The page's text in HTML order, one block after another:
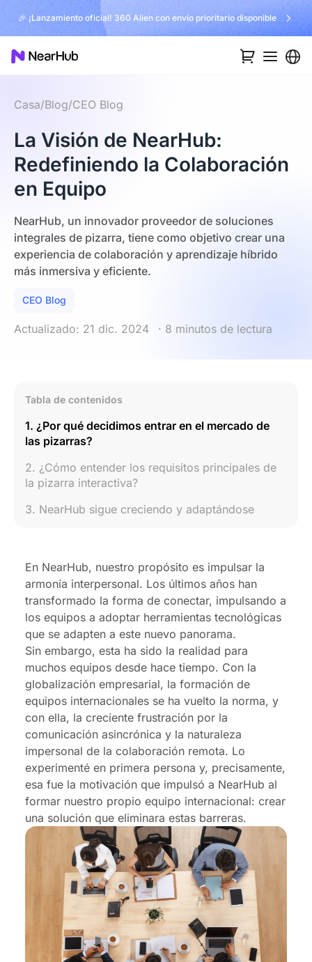
🎉 ¡Lanzamiento oficial! 360 Alien con envío prioritario disponible
Casa/Blog/CEO Blog
La Visión de NearHub:
Redefiniendo la Colaboración
en Equipo
NearHub, un innovador proveedor de soluciones
integrales de pizarra, tiene como objetivo crear una
experiencia de colaboración y aprendizaje híbrido
más inmersiva y eficiente.
CEO Blog
Actualizado: 21 dic. 2024 · 8 minutos de lectura
Tabla de contenidos
1. ¿Por qué decidimos entrar en el mercado de
las pizarras?
2. ¿Cómo entender los requisitos principales de
la pizarra interactiva?
3. NearHub sigue creciendo y adaptándose
En NearHub, nuestro propósito es impulsar la
armonía interpersonal. Los últimos años han
transformado la forma de conectar, impulsando a
los equipos a adoptar herramientas tecnológicas
que se adapten a este nuevo panorama.
Sin embargo, esta ha sido la realidad para
muchos equipos desde hace tiempo. Con la
globalización empresarial, la formación de
equipos internacionales se ha vuelto la norma, y
con ella, la creciente frustración por la
comunicación asincrónica y la naturaleza
impersonal de la colaboración remota. Lo
experimenté en primera persona y, precisamente,
esa fue la motivación que impulsó a NearHub al
formar nuestro propio equipo internacional: crear
una solución que eliminara estas barreras.